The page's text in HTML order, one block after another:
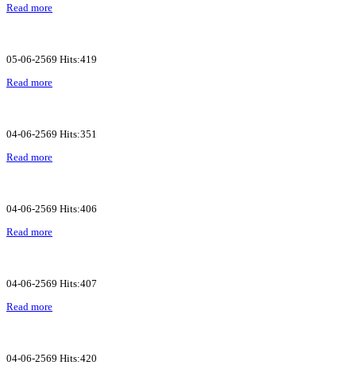
Read more
05-06-2569 Hits:419
Read more
04-06-2569 Hits:351
Read more
04-06-2569 Hits:406
Read more
04-06-2569 Hits:407
Read more
04-06-2569 Hits:420